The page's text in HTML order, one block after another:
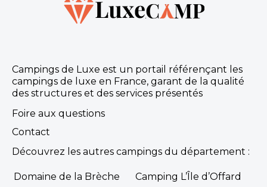
Campings de Luxe est un portail référençant les
campings de luxe en France, garant de la qualité
des structures et des services présentés
Foire aux questions
Contact
Découvrez les autres campings du département :
Domaine de la Brèche
Camping L’Île d’Offard